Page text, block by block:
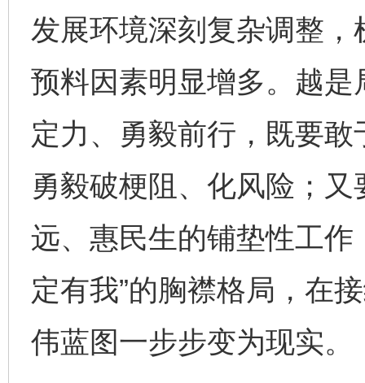
发展环境深刻复杂调整
预料因素明显增多。越
定力、勇毅前行，既要
勇毅破梗阻、化风险；
远、惠民生的铺垫性工作
定有我”的胸襟格局，在
伟蓝图一步步变为现实。